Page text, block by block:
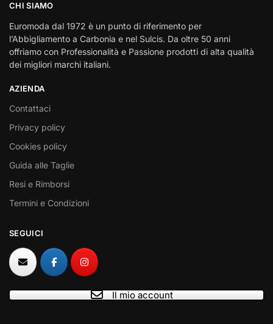
CHI SIAMO
Euromoda dal 1972 è un punto di riferimento per
l’Abbigliamento a Carbonia e nel Sulcis. Da oltre 50 anni
offriamo con Professionalità e Passione prodotti di alta qualità
dei migliori marchi italiani.
AZIENDA
Contattaci
Privacy policy
Cookies policy
Guida alle Taglie
Resi e Rimborsi
Termini e Condizioni
SEGUICI
Il mio account